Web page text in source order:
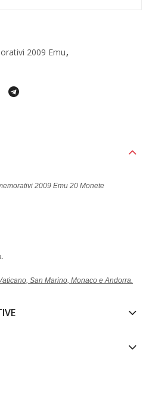
2009 Emu,
2009 Emu 20 Monete
San Marino, Monaco e Andorra.